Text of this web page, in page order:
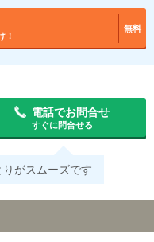
！
無料
電話でお問合せ
すぐに問合せる
がスムーズです